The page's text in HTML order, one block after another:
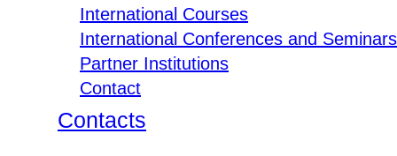
International Courses
International Conferences and Seminars
Partner Institutions
Contact
Contacts